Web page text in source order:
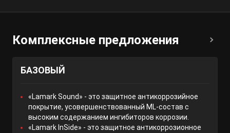
Комплексные предложения
БАЗОВЫЙ
«Lamark Sound» - это защитное антикоррозийное
покрытие, усовершенствованный ML-состав с
высоким содержанием ингибиторов коррозии.
«Lamark InSide» - это защитное антикоррозионное